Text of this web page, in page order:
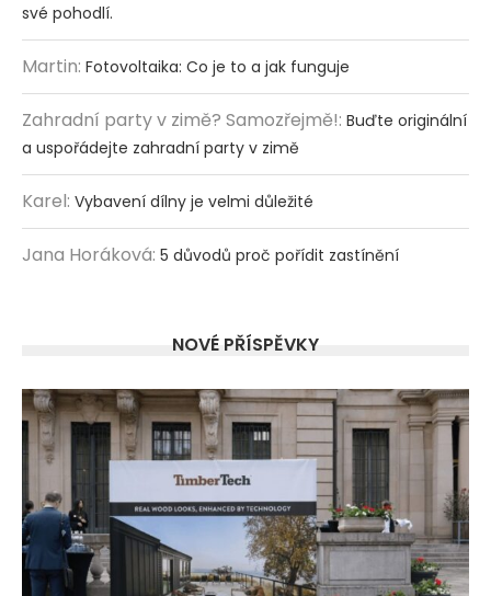
své pohodlí.
Martin: Fotovoltaika: Co je to a jak funguje
Zahradní party v zimě? Samozřejmě!: Buďte originální
a uspořádejte zahradní party v zimě
Karel: Vybavení dílny je velmi důležité
Jana Horáková: 5 důvodů proč pořídit zastínění
NOVÉ PŘÍSPĚVKY